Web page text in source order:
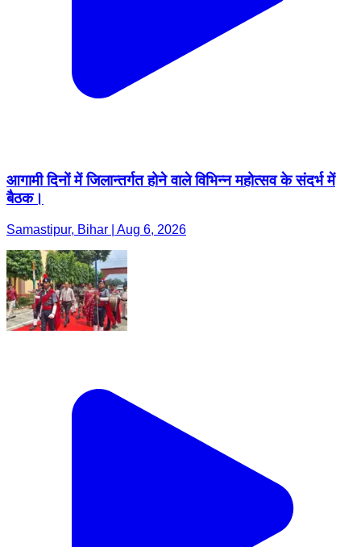
आगामी दिनों में जिलान्तर्गत होने वाले विभिन्न महोत्सव के संदर्भ में
बैठक।
Samastipur, Bihar | Aug 6, 2026